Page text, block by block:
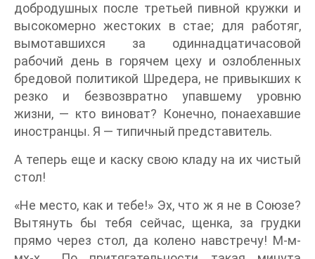
добродушных после третьей пивной кружки и
высокомерно жестоких в стае; для работяг,
вымотавшихся за одиннадцатичасовой
рабочий день в горячем цеху и озлобленных
бредовой политикой Шредера, не привыкших к
резко и безвозвратно упавшему уровню
жизни, — кто виноват? Конечно, понаехавшие
иностранцы. Я — типичный представитель.
А теперь еще и каску свою кладу на их чистый
стол!
«Не место, как и тебе!» Эх, что ж я не в Союзе?
Вытянуть бы тебя сейчас, щенка, за грудки
прямо через стол, да колено навстречу! М-м-